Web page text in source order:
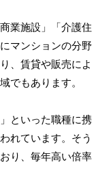
業施設」「介護住
マンションの分野
、賃貸や販売によ
でもあります。
といった職種に携
れています。そう
り、毎年高い倍率